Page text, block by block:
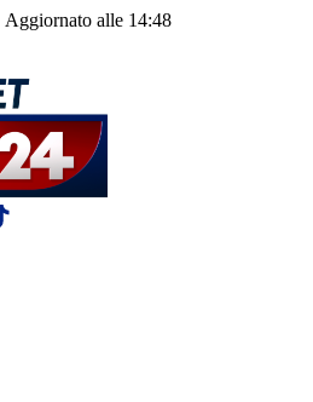
Aggiornato alle 14:48